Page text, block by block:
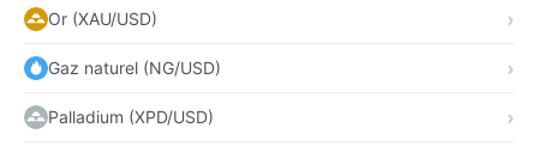
Or (XAU/USD)
Gaz naturel (NG/USD)
Palladium (XPD/USD)